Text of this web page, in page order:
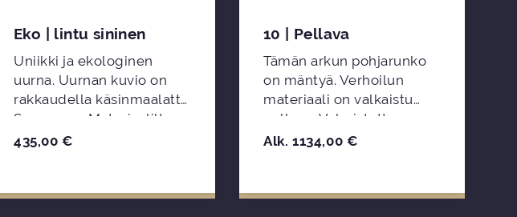
Eko | lintu sininen
Uniikki ja ekologinen
uurna. Uurnan kuvio on
rakkaudella käsinmaalattu
Suomessa. Materiaaliltaan
uurnat ovat maatuvia ja
435,00€
10 | Pellava
Tämän arkun pohjarunko
on mäntyä. Verhoilun
materiaali on valkaistu
pellava. Valmistettu
Ikaalisissa Suomessa.
Alk. 1134,00 €